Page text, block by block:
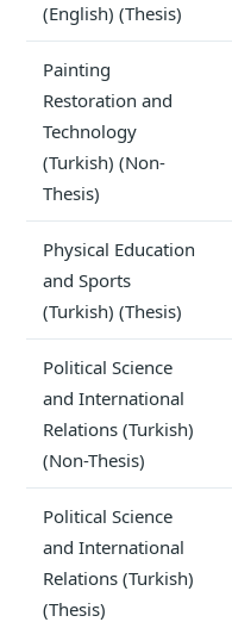
(English) (Thesis)
Painting
Restoration and
Technology
(Turkish) (Non-
Thesis)
Physical Education
and Sports
(Turkish) (Thesis)
Political Science
and International
Relations (Turkish)
(Non-Thesis)
Political Science
and International
Relations (Turkish)
(Thesis)